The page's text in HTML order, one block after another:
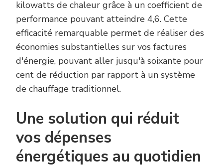
kilowatts de chaleur grâce à un coefficient de
performance pouvant atteindre 4,6. Cette
efficacité remarquable permet de réaliser des
économies substantielles sur vos factures
d'énergie, pouvant aller jusqu'à soixante pour
cent de réduction par rapport à un système
de chauffage traditionnel.
Une solution qui réduit
vos dépenses
énergétiques au quotidien